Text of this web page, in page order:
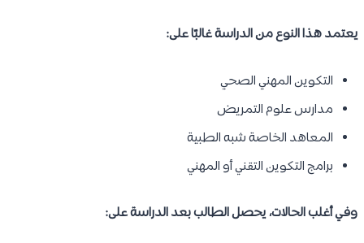
يعتمد هذا النوع من الدراسة غالبًا على:
التكوين المهني الصحي
مدارس علوم التمريض
المعاهد الخاصة شبه الطبية
برامج التكوين التقني أو المهني
وفي أغلب الحالات، يحصل الطالب بعد الدراسة على: